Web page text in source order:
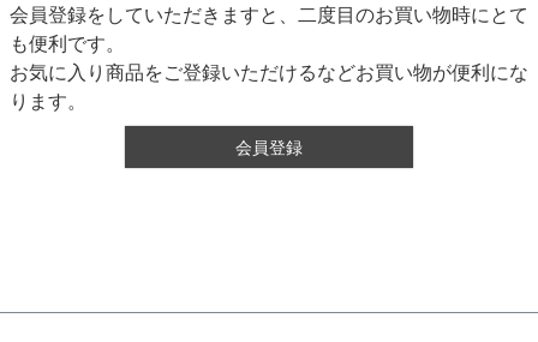
会員登録をしていただきますと、二度目のお買い物時にとて
も便利です。
お気に入り商品をご登録いただけるなどお買い物が便利にな
ります。
会員登録